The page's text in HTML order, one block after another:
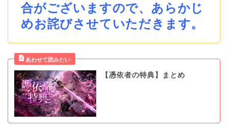
合がございますので、あらかじ
めお詫びさせていただきます。
【憑依者の特典】まとめ